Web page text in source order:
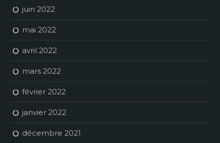
juin 2022
mai 2022
avril 2022
mars 2022
février 2022
janvier 2022
décembre 2021